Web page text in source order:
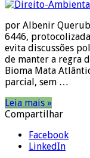
por Albenir
6446,
evita discussões
de manter a regra
Bioma Mata
parcial, sem …
Leia mais »
Compartilhar
Facebook
LinkedIn